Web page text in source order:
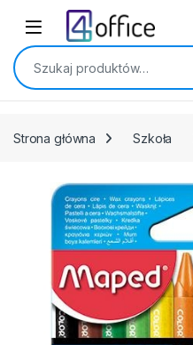
Skip to navigation
Skip to content
Szukaj:
Strona główna Szkoła